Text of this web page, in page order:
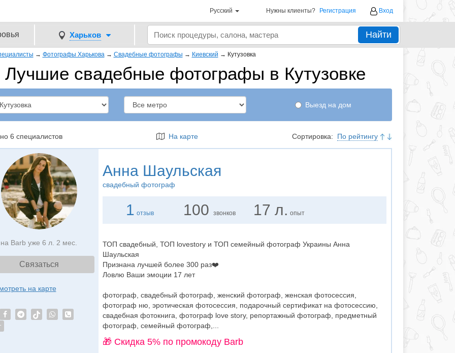
Русский Нужны клиенты? Регистрация Вход
Харьков Найти
→ Фотографы Харькова → Свадебные фотографы → Киевский → Кутузовка
Лучшие свадебные фотографы в Кутузовке
Выезд на дом
6 специалистов На карте Сортировка: По рейтингу
на Barb уже 6 л. 2 мес.
Связаться
на карте
Анна Шаульская
свадебный фотограф
1 отзыв 100звонков 17 л. опыт
ТОП свадебный, ТОП lovestory и ТОП семейный фотограф Украины Анна
Шаульская
Признана лучшей более 300 раз❤️
Ловлю Ваши эмоции 17 лет
фотограф, свадебный фотограф, женский фотограф, женская фотосессия,
фотограф ню, эротическая фотосессия, подарочный сертификат на фотосессию,
свадебная фотокнига, фотограф love story, репортажный фотограф, предметный
фотограф, семейный фотограф,...
🎁 Cкидка 5% по промокоду Barb